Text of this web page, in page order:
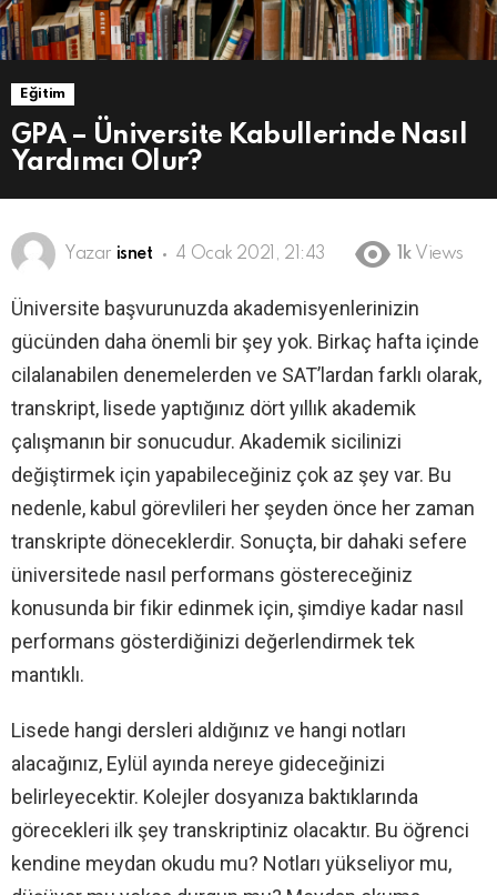
Eğitim
GPA – Üniversite Kabullerinde Nasıl
Yardımcı Olur?
Yazar isnet 4 Ocak 2021, 21:43 1k Views
Üniversite başvurunuzda akademisyenlerinizin
gücünden daha önemli bir şey yok. Birkaç hafta içinde
cilalanabilen denemelerden ve SAT’lardan farklı olarak,
transkript, lisede yaptığınız dört yıllık akademik
çalışmanın bir sonucudur. Akademik sicilinizi
değiştirmek için yapabileceğiniz çok az şey var. Bu
nedenle, kabul görevlileri her şeyden önce her zaman
transkripte döneceklerdir. Sonuçta, bir dahaki sefere
üniversitede nasıl performans göstereceğiniz
konusunda bir fikir edinmek için, şimdiye kadar nasıl
performans gösterdiğinizi değerlendirmek tek
mantıklı.
Lisede hangi dersleri aldığınız ve hangi notları
alacağınız, Eylül ayında nereye gideceğinizi
belirleyecektir. Kolejler dosyanıza baktıklarında
görecekleri ilk şey transkriptiniz olacaktır. Bu öğrenci
kendine meydan okudu mu? Notları yükseliyor mu,